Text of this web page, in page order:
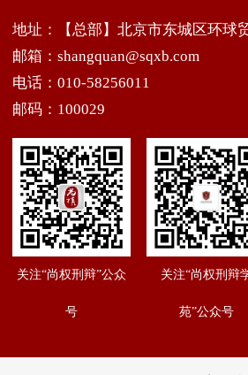
地址：【总部】北京市东城区环球
邮箱：shangquan@sqxb.com
电话：010-58256011
邮码：100029
关注“尚权刑辩”公众
号
关注“尚权刑辩
苑”公众号